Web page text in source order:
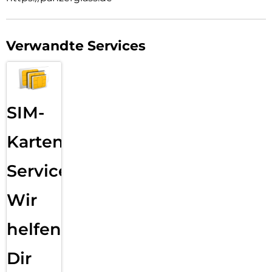
Schritt-Anleitung und einen QR-Code für den schnellen
dass dein Handy mit dem Displayschutz herunterfällt. Das
wird zwar nicht passieren, aber es könnte doch passieren!
Der Displayschutz ist Ultra-Wide Fit. Das bedeutet, dass er
die Vorderseite deines Handys bedeckt und einen
den Rändern ein wenig Platz für eine Hülle von PanzerGlass
bleibt, z. B. eine furchtlos modische Hülle von CARE by
Kameralinsen zerkratzt werden?” Nun, Hilfe ist nur ein paar
Hülle mit PanzerGlass PicturePerfect oder Hoops.
ausgewählter Produkte aus dem Kernsortiment von
Verwandte Services
SIM-
Karten
Service:
Wir
helfen
Dir